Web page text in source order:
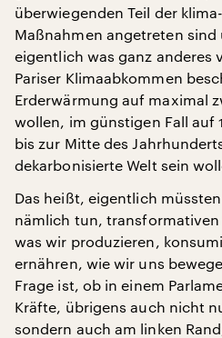
überwiegenden Teil der
Maßnahmen angetreten
eigentlich was ganz anderes
Pariser Klimaabkommen
Erderwärmung auf maximal
wollen, im günstigen Fall auf
bis zur Mitte des
dekarbonisierte Welt sein
Das heißt, eigentlich
nämlich tun, transformativen
was wir produzieren,
ernähren, wie wir uns
Frage ist, ob in einem
Kräfte, übrigens auch nicht
sondern auch am linken